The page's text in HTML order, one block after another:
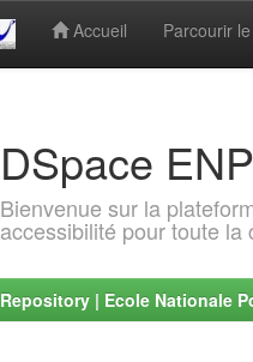
Accueil Parcourir
DSpace ENP
Bienvenue sur la
accessibilité pour toute
Repository | Ecole Nationale